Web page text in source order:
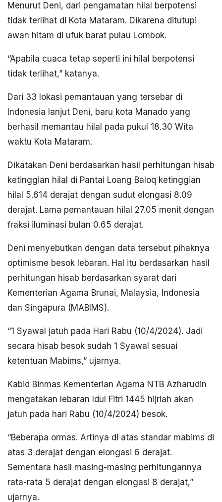
Menurut Deni, dari pengamatan hilal berpotensi
tidak terlihat di Kota Mataram. Dikarena ditutupi
awan hitam di ufuk barat pulau Lombok.
“Apabila cuaca tetap seperti ini hilal berpotensi
tidak terlihat,” katanya.
Dari 33 lokasi pemantauan yang tersebar di
Indonesia lanjut Deni, baru kota Manado yang
berhasil memantau hilal pada pukul 18.30 Wita
waktu Kota Mataram.
Dikatakan Deni berdasarkan hasil perhitungan hisab
ketinggian hilal di Pantai Loang Baloq ketinggian
hilal 5.614 derajat dengan sudut elongasi 8.09
derajat. Lama pemantauan hilal 27.05 menit dengan
fraksi iluminasi bulan 0.65 derajat.
Deni menyebutkan dengan data tersebut pihaknya
optimisme besok lebaran. Hal itu berdasarkan hasil
perhitungan hisab berdasarkan syarat dari
Kementerian Agama Brunai, Malaysia, Indonesia
dan Singapura (MABIMS).
“1 Syawal jatuh pada Hari Rabu (10/4/2024). Jadi
secara hisab besok sudah 1 Syawal sesuai
ketentuan Mabims,” ujarnya.
Kabid Binmas Kementerian Agama NTB Azharudin
mengatakan lebaran Idul Fitri 1445 hijriah akan
jatuh pada hari Rabu (10/4/2024) besok.
“Beberapa ormas. Artinya di atas standar mabims di
atas 3 derajat dengan elongasi 6 derajat.
Sementara hasil masing-masing perhitungannya
rata-rata 5 derajat dengan elongasi 8 derajat,”
ujarnya.